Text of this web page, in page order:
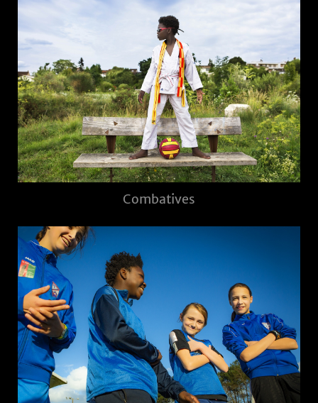
Combatives